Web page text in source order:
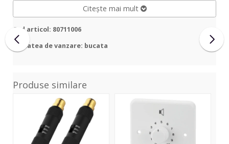
Citește mai mult
Cod articol: 80711006
Unitatea de vanzare: bucata
Produse similare